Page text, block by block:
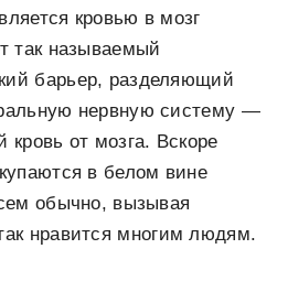
кровью в мозг
так называемый
барьер, разделяющий
нервную систему —
от мозга. Вскоре
в белом вине
обычно, вызывая
нравится многим людям.